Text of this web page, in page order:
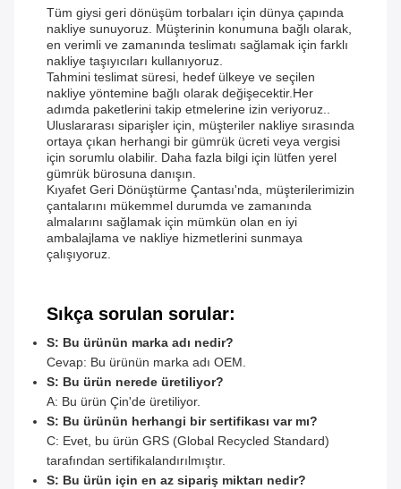
Tüm giysi geri dönüşüm torbaları için dünya çapında
nakliye sunuyoruz. Müşterinin konumuna bağlı olarak,
en verimli ve zamanında teslimatı sağlamak için farklı
nakliye taşıyıcıları kullanıyoruz.
Tahmini teslimat süresi, hedef ülkeye ve seçilen
nakliye yöntemine bağlı olarak değişecektir.Her
adımda paketlerini takip etmelerine izin veriyoruz..
Uluslararası siparişler için, müşteriler nakliye sırasında
ortaya çıkan herhangi bir gümrük ücreti veya vergisi
için sorumlu olabilir. Daha fazla bilgi için lütfen yerel
gümrük bürosuna danışın.
Kıyafet Geri Dönüştürme Çantası'nda, müşterilerimizin
çantalarını mükemmel durumda ve zamanında
almalarını sağlamak için mümkün olan en iyi
ambalajlama ve nakliye hizmetlerini sunmaya
çalışıyoruz.
Sıkça sorulan sorular:
S: Bu ürünün marka adı nedir?
Cevap: Bu ürünün marka adı OEM.
S: Bu ürün nerede üretiliyor?
A: Bu ürün Çin'de üretiliyor.
S: Bu ürünün herhangi bir sertifikası var mı?
C: Evet, bu ürün GRS (Global Recycled Standard)
tarafından sertifikalandırılmıştır.
S: Bu ürün için en az sipariş miktarı nedir?